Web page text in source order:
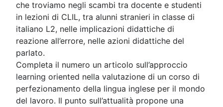
che troviamo negli scambi tra docente e studenti
in lezioni di CLIL, tra alunni stranieri in classe di
italiano L2, nelle implicazioni didattiche di
reazione all’errore, nelle azioni didattiche del
parlato.
Completa il numero un articolo sull’approccio
learning oriented nella valutazione di un corso di
perfezionamento della lingua inglese per il mondo
del lavoro. Il punto sull’attualità propone una